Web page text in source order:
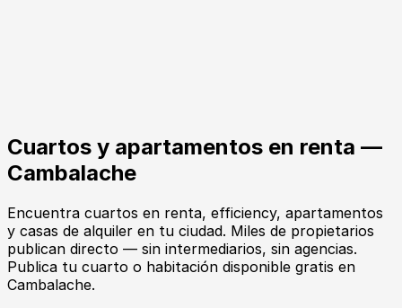
Cuartos y apartamentos en renta —
Cambalache
Encuentra cuartos en renta, efficiency, apartamentos
y casas de alquiler en tu ciudad. Miles de propietarios
publican directo — sin intermediarios, sin agencias.
Publica tu cuarto o habitación disponible gratis en
Cambalache.